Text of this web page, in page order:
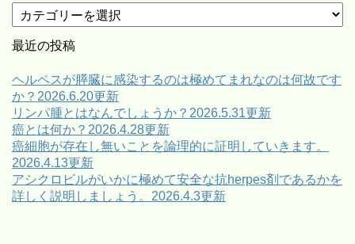
テ
ゴ
ー
最近の投稿
ヘルペスが膵臓に感染するのは極めてまれなのは何故です
か？2026.6.20更新
リンパ腫とはなんでしょうか？2026.5.31更新
癌とは何か？2026.4.28更新
癌細胞が存在し無いことを論理的に証明していきます。
2026.4.13更新
アシクロビルがいかに極めて安全な抗herpes剤であるかを
詳しく説明しましょう。2026.4.3更新